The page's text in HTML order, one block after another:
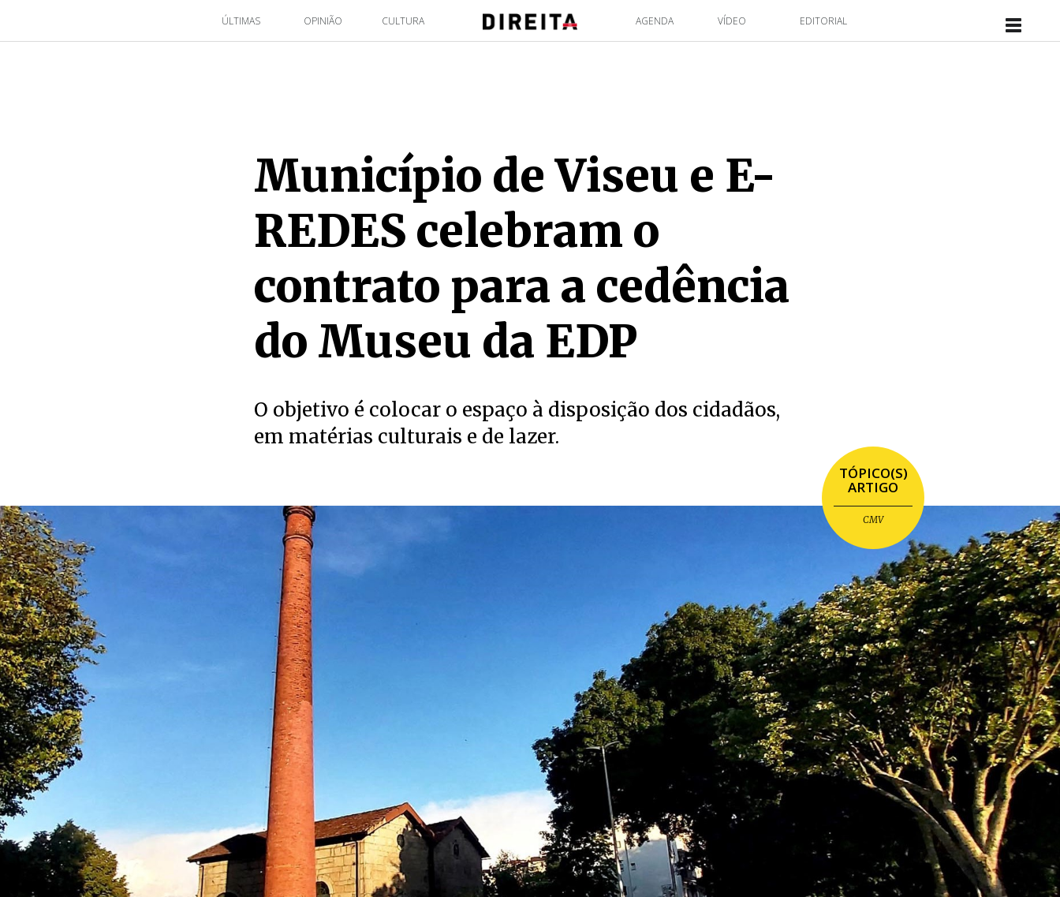
ÚLTIMAS OPINIÃO CULTURA AGENDA VÍDEO EDITORIAL
Município de Viseu e E-
REDES celebram o
contrato para a cedência
do Museu da EDP
O objetivo é colocar o espaço à disposição dos cidadãos,
em matérias culturais e de lazer.
TÓPICO(S)
ARTIGO
CMV